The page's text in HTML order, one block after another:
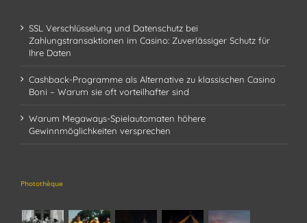
SSL Verschlüsselung und Datenschutz bei
Zahlungstransaktionen im Casino: Zuverlässiger Schutz für
Ihre Daten
Cashback-Programme als Alternative zu klassischen Casino
Boni – Warum sie oft vorteilhafter sind
Warum Megaways-Spielautomaten höhere
Gewinnmöglichkeiten versprechen
Photothèque